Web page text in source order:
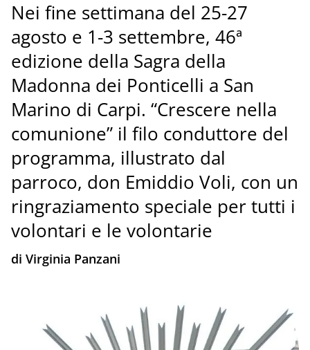
Nei fine settimana del 25-27
agosto e 1-3 settembre, 46ª
edizione della Sagra della
Madonna dei Ponticelli a San
Marino di Carpi. “Crescere nella
comunione” il filo conduttore del
programma, illustrato dal
parroco, don Emiddio Voli, con un
ringraziamento speciale per tutti i
volontari e le volontarie
di Virginia Panzani